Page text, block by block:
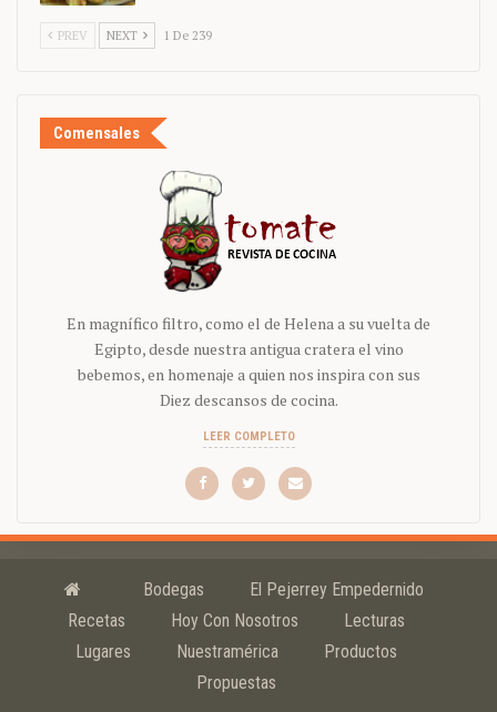
PREV NEXT 1 De 239
Comensales
En magnífico filtro, como el de Helena a su vuelta de
Egipto, desde nuestra antigua cratera el vino
bebemos, en homenaje a quien nos inspira con sus
Diez descansos de cocina.
LEER COMPLETO
Bodegas
El Pejerrey Empedernido
Recetas
Hoy Con Nosotros
Lecturas
Lugares
Nuestramérica
Productos
Propuestas